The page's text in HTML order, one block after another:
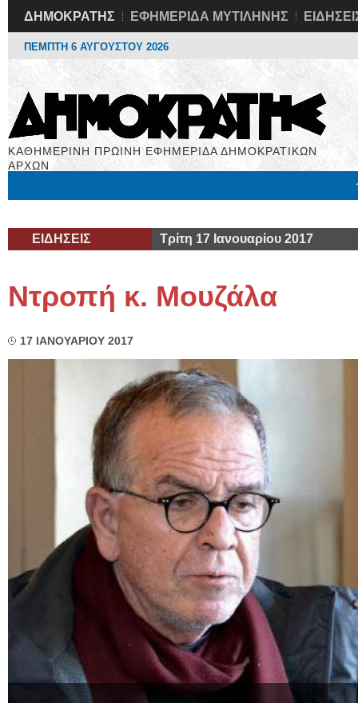
ΔΗΜΟΚΡΑΤΗΣ ΕΦΗΜΕΡΙΔΑ ΜΥΤΙΛΗΝΗΣ
ΠΕΜΠΤΗ 6 ΑΥΓΟΥΣΤΟΥ 2026
ΚΑΘΗΜΕΡΙΝΗ ΠΡΩΙΝΗ ΕΦΗΜΕΡΙΔΑ ΔΗΜΟΚΡΑΤΙΚΩΝ
ΑΡΧΩΝ
ΕΙΔΗΣΕΙΣ Τρίτη 17 Ιανουαρίου 2017
Ντροπή κ. Μουζάλα
17 ΙΑΝΟΥΑΡΙΟΥ 2017